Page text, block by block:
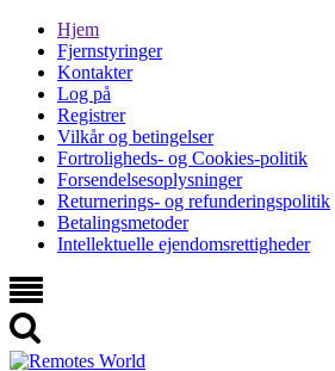
Hjem
Fjernstyringer
Kontakter
Log på
Registrer
Vilkår og betingelser
Fortroligheds- og Cookies-politik
Forsendelsesoplysninger
Returnerings- og refunderingspolitik
Betalingsmetoder
Intellektuelle ejendomsrettigheder